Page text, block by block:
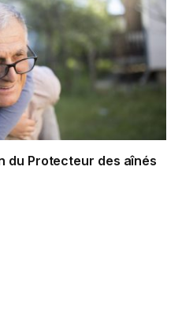
du Protecteur des aînés